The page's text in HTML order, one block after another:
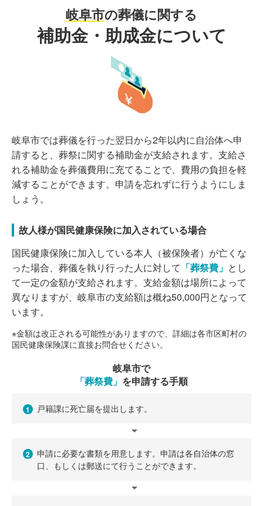
岐阜市の葬儀に関する
補助金・助成金について
岐阜市では葬儀を行った翌日から2年以内に自治体へ申
請すると、葬祭に関する補助金が支給されます。支給さ
れる補助金を葬儀費用に充てることで、費用の負担を軽
減することができます。申請を忘れずに行うようにしま
しょう。
故人様が国民健康保険に加入されている場合
国民健康保険に加入している本人（被保険者）が亡くな
った場合、葬儀を執り行った人に対して 「葬祭費」 とし
て一定の金額が支給されます。支給金額は場所によって
異なりますが、岐阜市の支給額は概ね50,000円となって
います。
※金額は改正される可能性がありますので、詳細は各市区町村の
国民健康保険課に直接お問合せください。
岐阜市で
「葬祭費」 を申請する手順
1 戸籍課に死亡届を提出します。
2
申請に必要な書類を用意します。申請は各自治体の窓
口、もしくは郵送にて行うことができます。